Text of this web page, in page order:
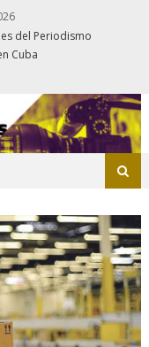
del Periodismo
Cuba